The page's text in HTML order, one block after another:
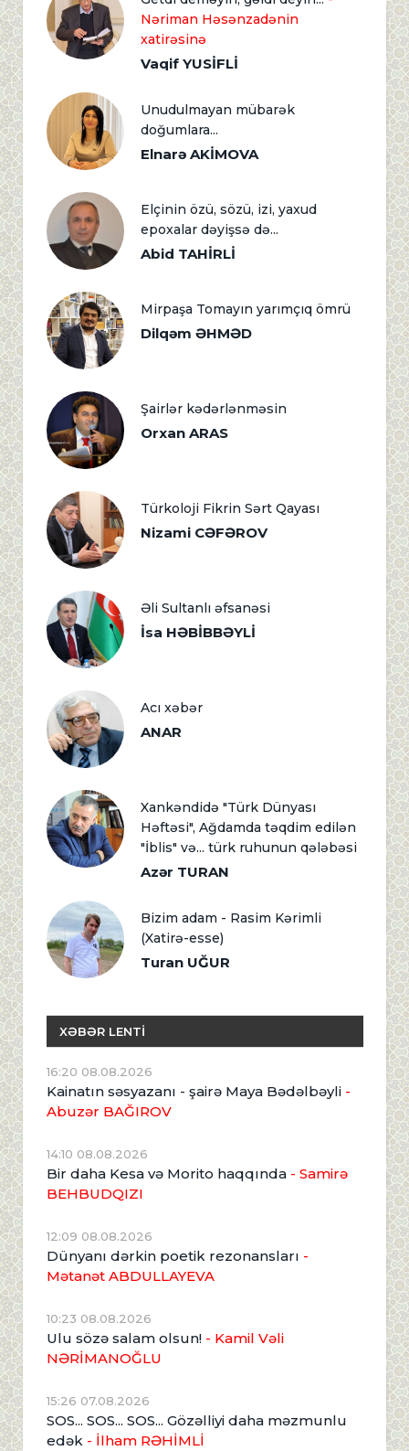
Nəriman Həsənzadənin
xatirəsinə
Vaqif YUSİFLİ
Unudulmayan mübarək
doğumlara...
Elnarə AKİMOVA
Elçinin özü, sözü, izi, yaxud
epoxalar dəyişsə də...
Abid TAHİRLİ
Mirpaşa Tomayın yarımçıq ömrü
Dilqəm ƏHMƏD
Şairlər kədərlənməsin
Orxan ARAS
Türkoloji Fikrin Sərt Qayası
Nizami CƏFƏROV
Əli Sultanlı əfsanəsi
İsa HƏBİBBƏYLİ
Acı xəbər
ANAR
Xankəndidə "Türk Dünyası
Həftəsi", Ağdamda təqdim edilən
"İblis" və... türk ruhunun qələbəsi
Azər TURAN
Bizim adam - Rasim Kərimli
(Xatirə-esse)
Turan UĞUR
XƏBƏR LENTİ
16:20 08.08.2026
Kainatın səsyazanı - şairə Maya Bədəlbəyli -
Abuzər BAĞIROV
14:10 08.08.2026
Bir daha Kesa və Morito haqqında - Samirə
BEHBUDQIZI
12:09 08.08.2026
Dünyanı dərkin poetik rezonansları -
Mətanət ABDULLAYEVA
10:23 08.08.2026
Ulu sözə salam olsun! - Kamil Vəli
NƏRİMANOĞLU
15:26 07.08.2026
SOS... SOS... SOS... Gözəlliyi daha məzmunlu
edək - İlham RƏHİMLİ